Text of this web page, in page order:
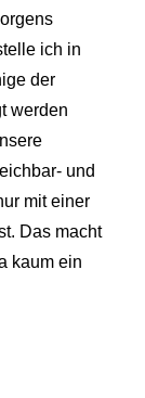
ich in
der
werden
und
mit einer
Das macht
kaum ein